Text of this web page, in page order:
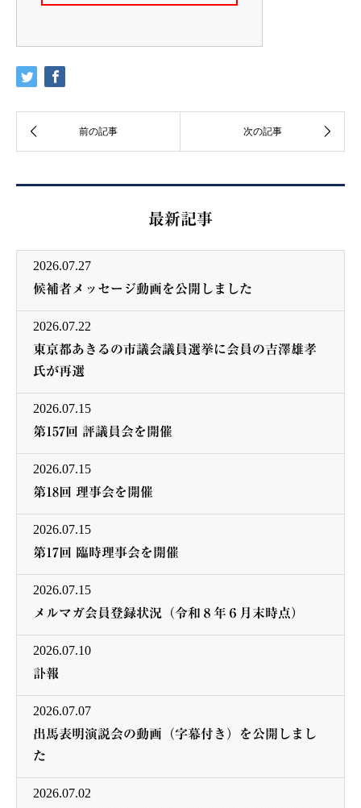
最新記事
2026.07.27
候補者メッセージ動画を公開しました
2026.07.22
東京都あきるの市議会議員選挙に会員の吉澤雄孝
氏が再選
2026.07.15
第157回 評議員会を開催
2026.07.15
第18回 理事会を開催
2026.07.15
第17回 臨時理事会を開催
2026.07.15
メルマガ会員登録状況（令和８年６月末時点）
2026.07.10
訃報
2026.07.07
出馬表明演説会の動画（字幕付き）を公開しまし
た
2026.07.02